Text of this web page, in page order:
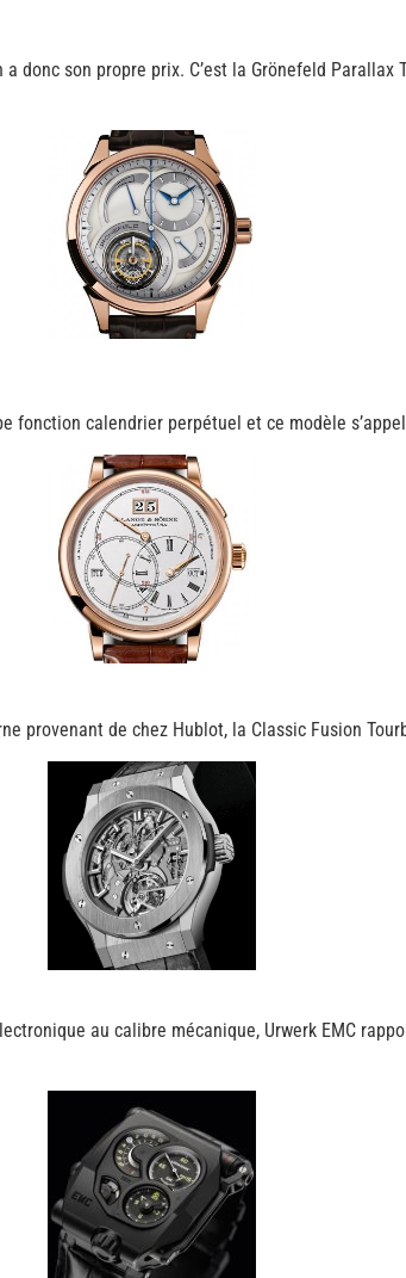
donc son propre prix. C’est la Grönefeld
fonction calendrier perpétuel et ce modèle
provenant de chez Hublot, la Classic Fusion
au calibre mécanique, Urwerk EMC